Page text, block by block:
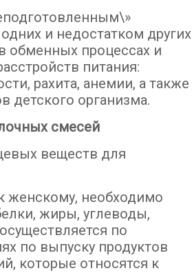
и недостатком других
обменных процессах и
питания:
рахита, анемии, а также
детского организма.
смесей
веществ для
женскому, необходимо
жиры, углеводы,
по
по выпуску продуктов
которые относятся к